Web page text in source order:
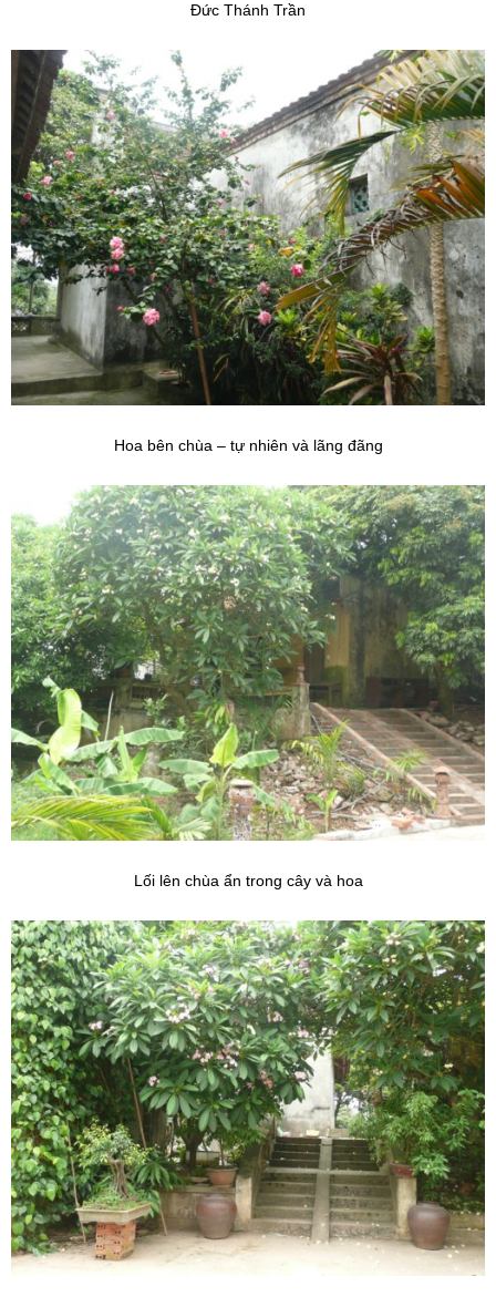
Đức Thánh Trần
Hoa bên chùa – tự nhiên và lãng đãng
Lối lên chùa ẩn trong cây và hoa